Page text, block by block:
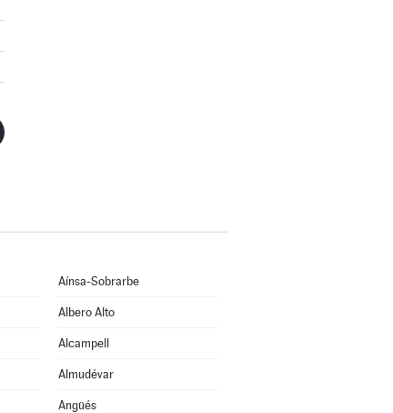
Aínsa-Sobrarbe
Albero Alto
Alcampell
Almudévar
Angüés